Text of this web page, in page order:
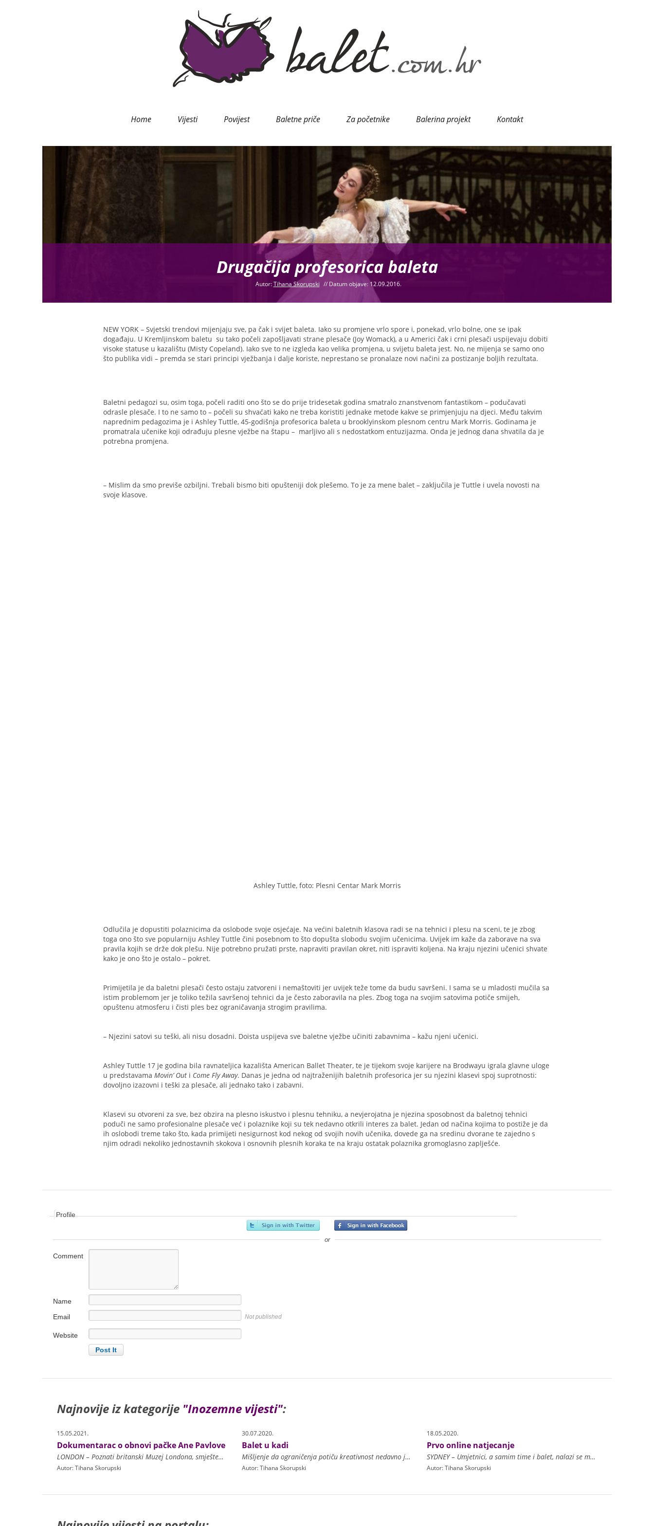
Home Vijesti Povijest Baletne priče Za početnike Balerina projekt Kontakt
Drugačija profesorica baleta
Autor:Tihana Skorupski // Datum objave: 12.09.2016.
NEW YORK – Svjetski trendovi mijenjaju sve, pa čak i svijet baleta. Iako su promjene vrlo spore i, ponekad, vrlo bolne, one se ipak
događaju. U Kremljinskom baletu su tako počeli zapošljavati strane plesače (Joy Womack), a u Americi čak i crni plesači uspijevaju dobiti
visoke statuse u kazalištu (Misty Copeland). Iako sve to ne izgleda kao velika promjena, u svijetu baleta jest. No, ne mijenja se samo ono
što publika vidi – premda se stari principi vježbanja i dalje koriste, neprestano se pronalaze novi načini za postizanje boljih rezultata.
Baletni pedagozi su, osim toga, počeli raditi ono što se do prije tridesetak godina smatralo znanstvenom fantastikom – podučavati
odrasle plesače. I to ne samo to – počeli su shvaćati kako ne treba koristiti jednake metode kakve se primjenjuju na djeci. Među takvim
naprednim pedagozima je i Ashley Tuttle, 45-godišnja profesorica baleta u brooklyinskom plesnom centru Mark Morris. Godinama je
promatrala učenike koji odrađuju plesne vježbe na štapu – marljivo ali s nedostatkom entuzijazma. Onda je jednog dana shvatila da je
potrebna promjena.
– Mislim da smo previše ozbiljni. Trebali bismo biti opušteniji dok plešemo. To je za mene balet – zaključila je Tuttle i uvela novosti na
svoje klasove.
Ashley Tuttle, foto: Plesni Centar Mark Morris
Odlučila je dopustiti polaznicima da oslobode svoje osjećaje. Na većini baletnih klasova radi se na tehnici i plesu na sceni, te je zbog
toga ono što sve popularniju Ashley Tuttle čini posebnom to što dopušta slobodu svojim učenicima. Uvijek im kaže da zaborave na sva
pravila kojih se drže dok plešu. Nije potrebno pružati prste, napraviti pravilan okret, niti ispraviti koljena. Na kraju njezini učenici shvate
kako je ono što je ostalo – pokret.
Primijetila je da baletni plesači često ostaju zatvoreni i nemaštoviti jer uvijek teže tome da budu savršeni. I sama se u mladosti mučila sa
istim problemom jer je toliko težila savršenoj tehnici da je često zaboravila na ples. Zbog toga na svojim satovima potiče smijeh,
opuštenu atmosferu i čisti ples bez ograničavanja strogim pravilima.
– Njezini satovi su teški, ali nisu dosadni. Doista uspijeva sve baletne vježbe učiniti zabavnima – kažu njeni učenici.
Ashley Tuttle 17 je godina bila ravnateljica kazališta American Ballet Theater, te je tijekom svoje karijere na Brodwayu igrala glavne uloge
u predstavama Movin’ Out i Come Fly Away. Danas je jedna od najtraženijih baletnih profesorica jer su njezini klasevi spoj suprotnosti:
dovoljno izazovni i teški za plesače, ali jednako tako i zabavni.
Klasevi su otvoreni za sve, bez obzira na plesno iskustvo i plesnu tehniku, a nevjerojatna je njezina sposobnost da baletnoj tehnici
poduči ne samo profesionalne plesače već i polaznike koji su tek nedavno otkrili interes za balet. Jedan od načina kojima to postiže je da
ih oslobodi treme tako što, kada primijeti nesigurnost kod nekog od svojih novih učenika, dovede ga na sredinu dvorane te zajedno s
njim odradi nekoliko jednostavnih skokova i osnovnih plesnih koraka te na kraju ostatak polaznika gromoglasno zaplješće.
Profile
or
Comment
Name
Email
Not published
Website
Najnovije iz kategorije "Inozemne vijesti":
15.05.2021.
Dokumentarac o obnovi pačke Ane Pavlove
LONDON – Poznati britanski Muzej Londona, smješten u istoimenom gradu, objavio je snimke na kojima gledatelji mogu vidjeti na koji se način restaurirala baletna haljina
Autor: Tihana Skorupski
30.07.2020.
Balet u kadi
Mišljenje da ograničenja potiču kreativnost nedavno je u velikom stilu potvrdio novozelandski koreograf Corey Baker sa svojim najnovijim projektom Swan Lake Bath Ballet. Riječ je o
Autor: Tihana Skorupski
18.05.2020.
Prvo online natjecanje
SYDNEY – Umjetnici, a samim time i balet, nalazi se među najugroženijim industrijama koje je pogodila pandemija Covid-19. Brojne su predstave, premijere, gostovanja i natjeca
Autor: Tihana Skorupski